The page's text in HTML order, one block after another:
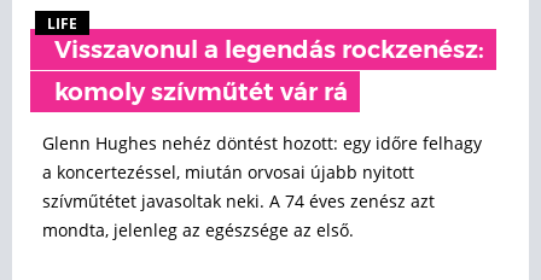
LIFE
Visszavonul a legendás rockzenész:
komoly szívműtét vár rá
Glenn Hughes nehéz döntést hozott: egy időre felhagy
a koncertezéssel, miután orvosai újabb nyitott
szívműtétet javasoltak neki. A 74 éves zenész azt
mondta, jelenleg az egészsége az első.